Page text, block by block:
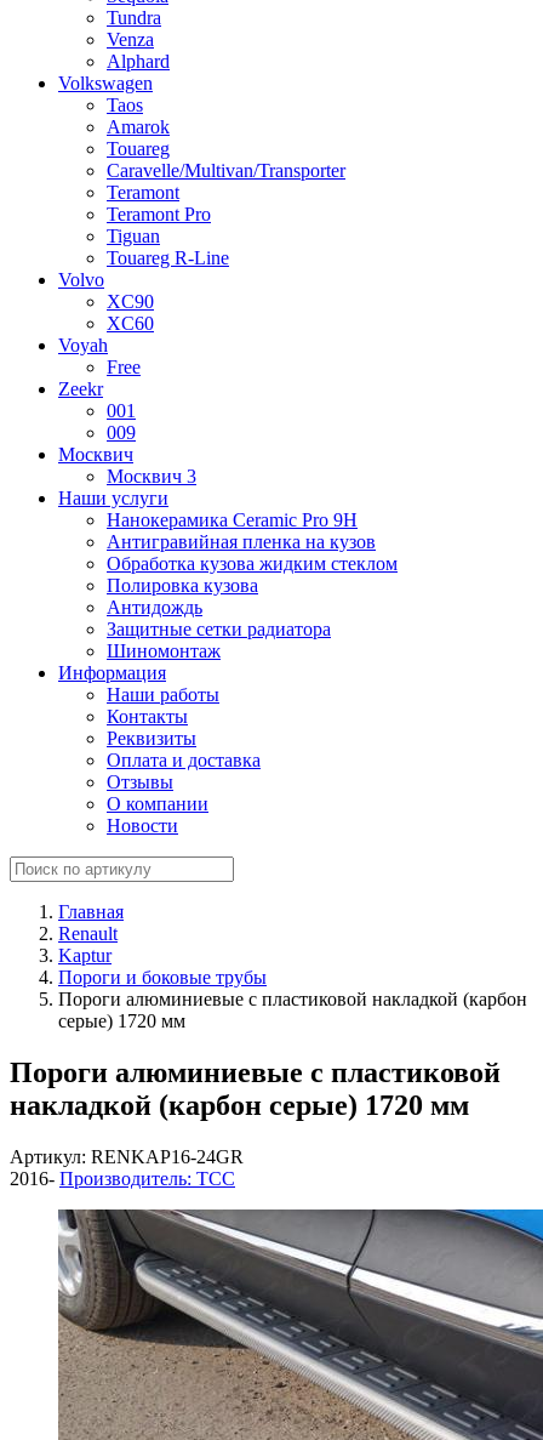
Tundra
Venza
Alphard
Volkswagen
Taos
Amarok
Touareg
Caravelle/Multivan/Transporter
Teramont
Teramont Pro
Tiguan
Touareg R-Line
Volvo
XC90
XC60
Voyah
Free
Zeekr
001
009
Москвич
Москвич 3
Наши услуги
Нанокерамика Ceramic Pro 9H
Антигравийная пленка на кузов
Обработка кузова жидким стеклом
Полировка кузова
Антидождь
Защитные сетки радиатора
Шиномонтаж
Информация
Наши работы
Контакты
Реквизиты
Оплата и доставка
Отзывы
О компании
Новости
Главная
Renault
Kaptur
Пороги и боковые трубы
Пороги алюминиевые с пластиковой накладкой (карбон
серые) 1720 мм
Пороги алюминиевые с пластиковой
накладкой (карбон серые) 1720 мм
Артикул: RENKAP16-24GR
2016- Производитель: ТСС